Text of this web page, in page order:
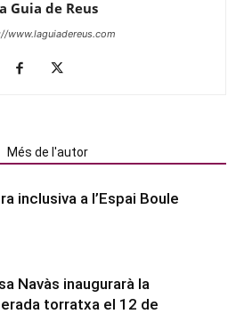
Guia de Reus
www.laguiadereus.com
Més de l'autor
inclusiva a l’Espai Boule
Navàs inaugurarà la
torratxa el 12 de